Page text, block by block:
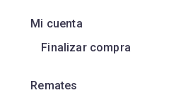
Mi cuenta
Finalizar compra
Remates